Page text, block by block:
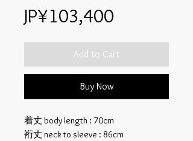
JP¥103,400
Add to Cart
Buy Now
着丈 body length : 70cm
裄丈 neck to sleeve : 86cm